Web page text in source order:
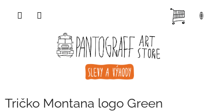
Tričko Montana logo Green